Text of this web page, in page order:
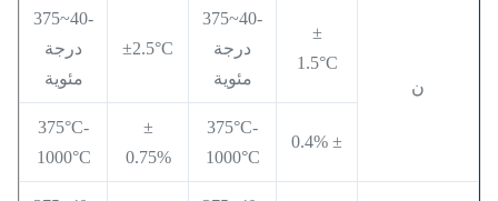
ن
±
1.5°C
-40~375
درجة
مئوية
±2.5°C
-40~375
درجة
مئوية
± 0.4%
375°C-
1000°C
±
0.75%
375°C-
1000°C